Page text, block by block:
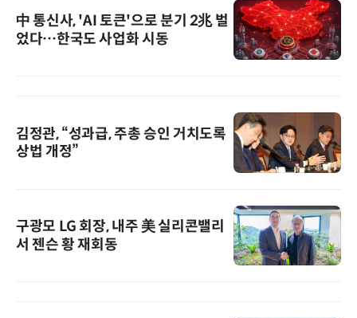
中 통신사, 'AI 토큰'으로 분기 2兆 벌
었다…한국도 사업화 시동
김정관, “성과급, 주총 승인 거치도록
상법 개정”
구광모 LG 회장, 내주 美 실리콘밸리
서 젠슨 황 재회동